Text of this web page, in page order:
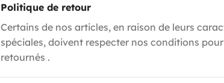
Politique de retour
Certains de nos articles, en raison de leurs
spéciales, doivent respecter nos conditions
retournés .